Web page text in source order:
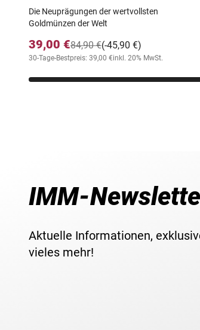
Die Neuprägungen der wertvollsten
Goldmünzen der Welt
39,00 € (-45,90 €)
84,90 €
30-Tage-Bestpreis: 39,00 €inkl. 20% MwSt.
IMM-
Aktuelle Informationen,
vieles mehr!